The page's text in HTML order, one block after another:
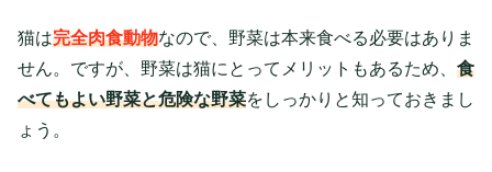
猫は完全肉食動物なので、野菜は本来食べる必要はありま
せん。ですが、野菜は猫にとってメリットもあるため、 食
べてもよい野菜と危険な野菜をしっかりと知っておきまし
ょう。